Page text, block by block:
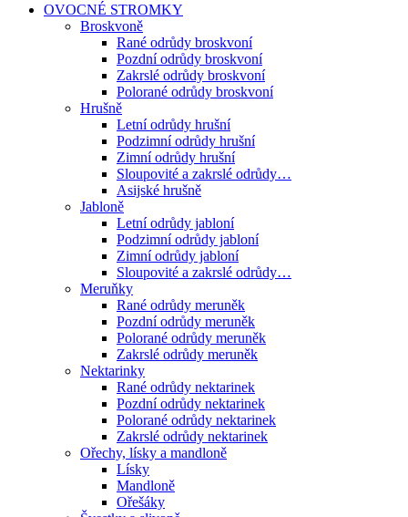
OVOCNÉ STROMKY
Broskvoně
Rané odrůdy broskvoní
Pozdní odrůdy broskvoní
Zakrslé odrůdy broskvoní
Polorané odrůdy broskvoní
Hrušně
Letní odrůdy hrušní
Podzimní odrůdy hrušní
Zimní odrůdy hrušní
Sloupovité a zakrslé odrůdy…
Asijské hrušně
Jabloně
Letní odrůdy jabloní
Podzimní odrůdy jabloní
Zimní odrůdy jabloní
Sloupovité a zakrslé odrůdy…
Meruňky
Rané odrůdy meruněk
Pozdní odrůdy meruněk
Polorané odrůdy meruněk
Zakrslé odrůdy meruněk
Nektarinky
Rané odrůdy nektarinek
Pozdní odrůdy nektarinek
Polorané odrůdy nektarinek
Zakrslé odrůdy nektarinek
Ořechy, lísky a mandloně
Lísky
Mandloně
Ořešáky